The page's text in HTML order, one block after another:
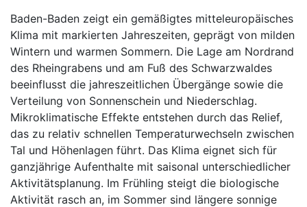
Baden-Baden zeigt ein gemäßigtes mitteleuropäisches
Klima mit markierten Jahreszeiten, geprägt von milden
Wintern und warmen Sommern. Die Lage am Nordrand
des Rheingrabens und am Fuß des Schwarzwaldes
beeinflusst die jahreszeitlichen Übergänge sowie die
Verteilung von Sonnenschein und Niederschlag.
Mikroklimatische Effekte entstehen durch das Relief,
das zu relativ schnellen Temperaturwechseln zwischen
Tal und Höhenlagen führt. Das Klima eignet sich für
ganzjährige Aufenthalte mit saisonal unterschiedlicher
Aktivitätsplanung. Im Frühling steigt die biologische
Aktivität rasch an, im Sommer sind längere sonnige